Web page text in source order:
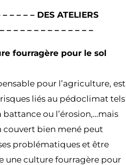
– – – – – DES ATELIERS
– – – – – – – – – – – – –
fourragère pour le sol
pour l’agriculture, est
liés au pédoclimat tels
ou l’érosion,…mais
couvert bien mené peut
problématiques et être
une culture fourragère pour